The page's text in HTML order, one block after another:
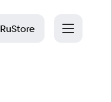
RuStore